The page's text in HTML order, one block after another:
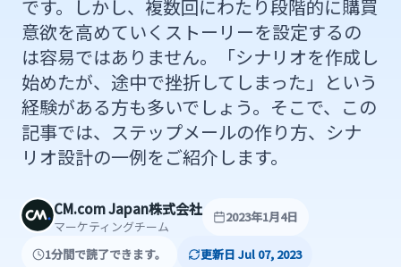
です。しかし、複数回にわたり段階的に購買
意欲を高めていくストーリーを設定するの
は容易ではありません。「シナリオを作成し
始めたが、途中で挫折してしまった」という
経験がある方も多いでしょう。そこで、この
記事では、ステップメールの作り方、シナ
リオ設計の一例をご紹介します。
CM.com Japan株式会社
マーケティングチーム
2023年1月4日
1分間で読了できます。 更新日 Jul 07, 2023